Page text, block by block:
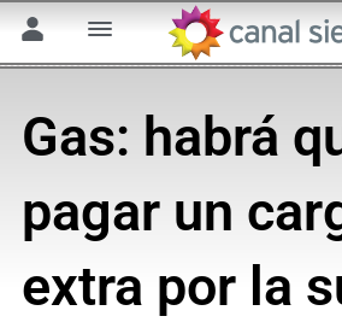
Gas: habrá
pagar un
extra por la